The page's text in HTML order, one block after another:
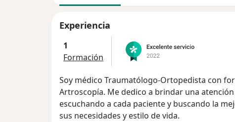
Experiencia
1
Formación
Soy médico Traumatólogo-Ortopedista con
Artroscopía. Me dedico a brindar una
escuchando a cada paciente y buscando la
sus necesidades y estilo de vida.